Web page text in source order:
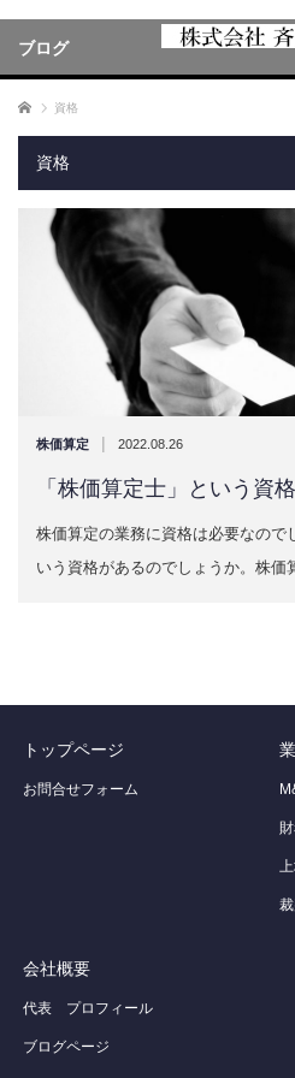
ブログ
ホーム 資格
資格
株価算定 | 2022.08.26
「株価算定士」という資
株価算定の業務に資格は必要なので
いう資格があるのでしょうか。株
トップページ
お問合せフォーム
会社概要
代表 プロフィール
ブログページ